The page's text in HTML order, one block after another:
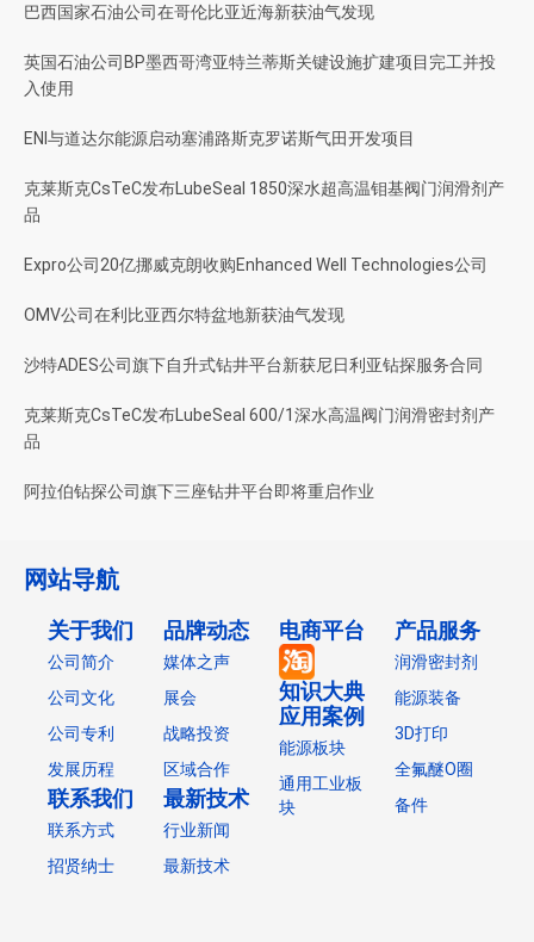
巴西国家石油公司在哥伦比亚近海新获油气发现
英国石油公司BP墨西哥湾亚特兰蒂斯关键设施扩建项目完工并投
入使用
ENI与道达尔能源启动塞浦路斯克罗诺斯气田开发项目
克莱斯克CsTeC发布LubeSeal 1850深水超高温钼基阀门润滑剂产
品
Expro公司20亿挪威克朗收购Enhanced Well Technologies公司
OMV公司在利比亚西尔特盆地新获油气发现
沙特ADES公司旗下自升式钻井平台新获尼日利亚钻探服务合同
克莱斯克CsTeC发布LubeSeal 600/1深水高温阀门润滑密封剂产
品
阿拉伯钻探公司旗下三座钻井平台即将重启作业
网站导航
关于我们
公司简介
公司文化
公司专利
发展历程
联系我们
联系方式
招贤纳士
品牌动态
媒体之声
展会
战略投资
区域合作
最新技术
行业新闻
最新技术
电商平台
知识大典
应用案例
能源板块
通用工业板
块
产品服务
润滑密封剂
能源装备
3D打印
全氟醚O圈
备件